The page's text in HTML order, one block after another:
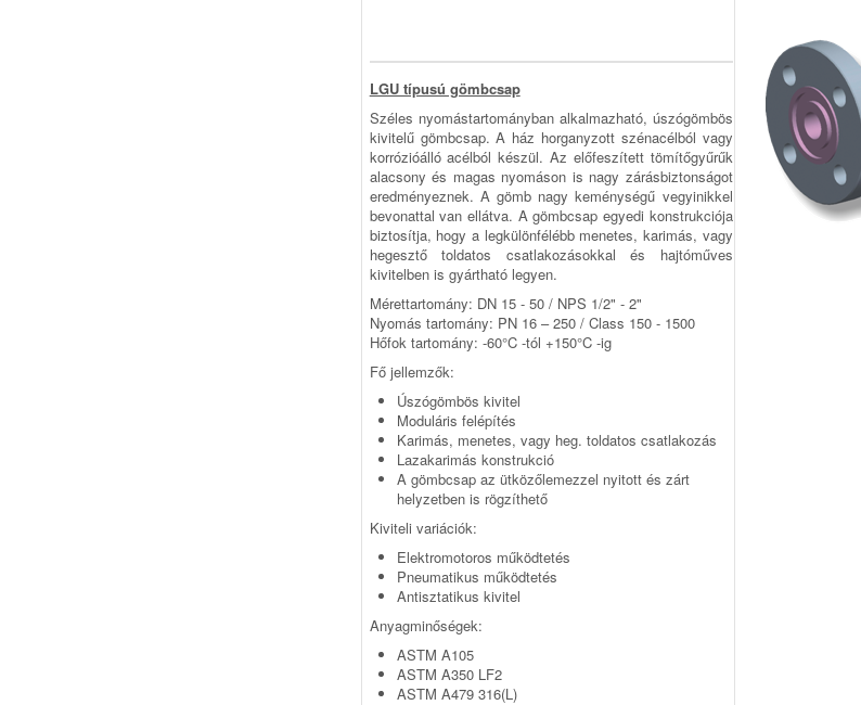
LGU típusú gömbcsap
Széles nyomástartományban alkalmazható, úszógömbös
ki­vi­­telű gömbcsap. A ház horganyzott szénacélból vagy
korró­zióálló acélból készül. Az előfeszített tömítőgyűrűk
alacsony és magas nyomáson is nagy zárásbiztonságot
ered­mé­nyeznek. A gömb nagy keménységű vegyinikkel
bevonattal van ellátva. A gömbcsap egyedi konstrukciója
biztosítja, hogy a legkülönfélébb menetes, karimás, vagy
hegesztő toldatos csatlakozásokkal és hajtóműves
kivitelben is gyártható legyen.
Mérettartomány: DN 15 - 50 / NPS 1/2" - 2"
Nyomás tartomány: PN 16 – 250 / Class 150 - 1500
Hőfok tartomány: -60°C -tól +150°C -ig
Fő jellemzők:
Úszógömbös kivitel
Moduláris felépítés
Karimás, menetes, vagy heg. toldatos csatlakozás
Lazakarimás konstrukció
A gömbcsap az ütközőlemezzel nyitott és zárt
helyzetben is rögzíthető
Kiviteli variációk:
Elektromotoros működtetés
Pneumatikus működtetés
Antisztatikus kivitel
Anyagminőségek:
ASTM A105
ASTM A350 LF2
ASTM A479 316(L)